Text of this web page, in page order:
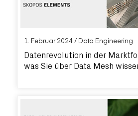
1. Februar 2024/ Data Engineering
Datenrevolution in der
was Sie über Data Mesh